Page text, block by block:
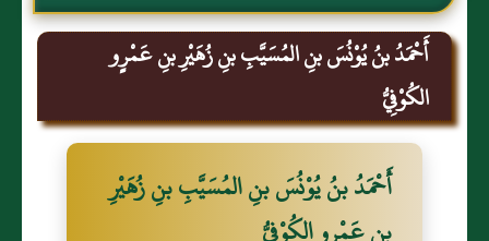
أَحْمَدُ بنُ يُوْنُسَ بنِ المُسَيَّبِ بنِ زُهَيْرِ بنِ عَمْرٍو
الكُوْفِيُّ
أَحْمَدُ بنُ يُوْنُسَ بنِ المُسَيَّبِ بنِ زُهَيْرِ
بنِ عَمْرٍو الكُوْفِيُّ